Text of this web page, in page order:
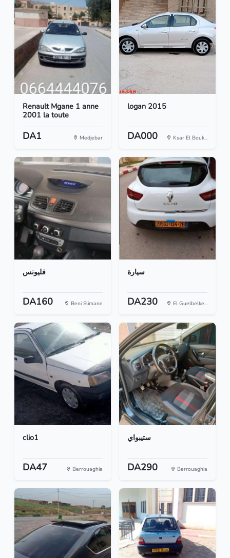
Renault Mgane 1 anne
2001 la toute
DA1 Medjebar
logan 2015
DA000 Ksar El Bouk...
فليونس
DA160 Beni Slimane
سيارة
DA230 El Guelbelke...
clio1
DA47 Berrouaghia
ستيبواي
DA290 Berrouaghia